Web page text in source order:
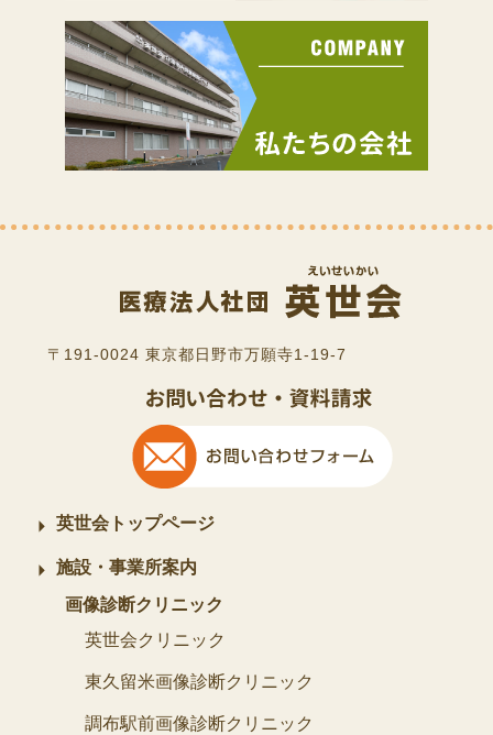
〒191-0024 東京都日野市万願寺1-19-7
英世会トップページ
施設・事業所案内
画像診断クリニック
英世会クリニック
東久留米画像診断クリニック
調布駅前画像診断クリニック